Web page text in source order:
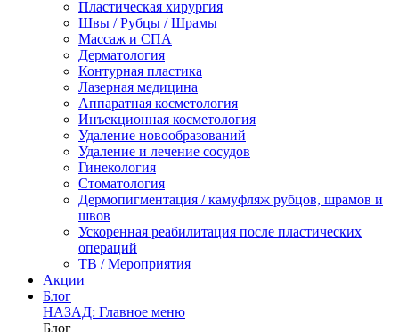
Пластическая хирургия
Швы / Рубцы / Шрамы
Массаж и СПА
Дерматология
Контурная пластика
Лазерная медицина
Аппаратная косметология
Инъекционная косметология
Удаление новообразований
Удаление и лечение сосудов
Гинекология
Стоматология
Дермопигментация / камуфляж рубцов, шрамов и
швов
Ускоренная реабилитация после пластических
операций
ТВ / Мероприятия
Акции
Блог
НАЗАД: Главное меню
Блог